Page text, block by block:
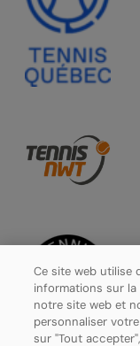
Ce site web utilise
informations sur la
notre site web et
personnaliser
sur "Tout